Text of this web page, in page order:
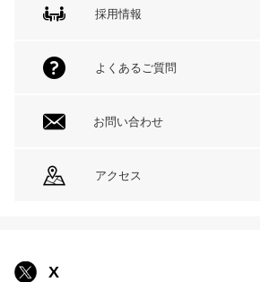
採用情報
よくあるご質問
お問い合わせ
アクセス
X